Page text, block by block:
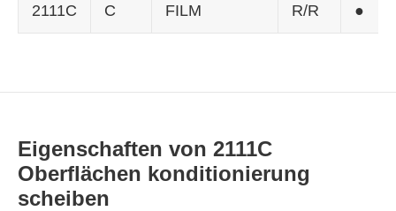
2111C C FILM R/R ●
Eigenschaften von 2111C
Oberflächen konditionierung
scheiben